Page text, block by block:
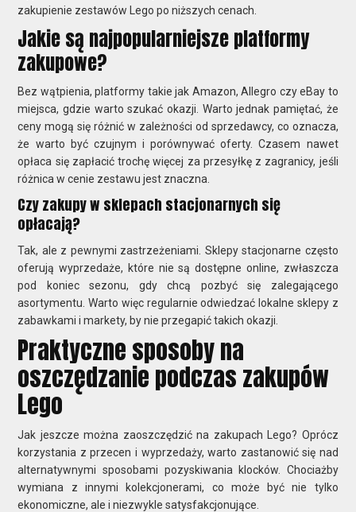
zakupienie zestawów Lego po niższych cenach.
Jakie są najpopularniejsze platformy
zakupowe?
Bez wątpienia, platformy takie jak Amazon, Allegro czy eBay to
miejsca, gdzie warto szukać okazji. Warto jednak pamiętać, że
ceny mogą się różnić w zależności od sprzedawcy, co oznacza,
że warto być czujnym i porównywać oferty. Czasem nawet
opłaca się zapłacić trochę więcej za przesyłkę z zagranicy, jeśli
różnica w cenie zestawu jest znaczna.
Czy zakupy w sklepach stacjonarnych się
opłacają?
Tak, ale z pewnymi zastrzeżeniami. Sklepy stacjonarne często
oferują wyprzedaże, które nie są dostępne online, zwłaszcza
pod koniec sezonu, gdy chcą pozbyć się zalegającego
asortymentu. Warto więc regularnie odwiedzać lokalne sklepy z
zabawkami i markety, by nie przegapić takich okazji.
Praktyczne sposoby na
oszczędzanie podczas zakupów
Lego
Jak jeszcze można zaoszczędzić na zakupach Lego? Oprócz
korzystania z przecen i wyprzedaży, warto zastanowić się nad
alternatywnymi sposobami pozyskiwania klocków. Chociażby
wymiana z innymi kolekcjonerami, co może być nie tylko
ekonomiczne, ale i niezwykle satysfakcjonujące.